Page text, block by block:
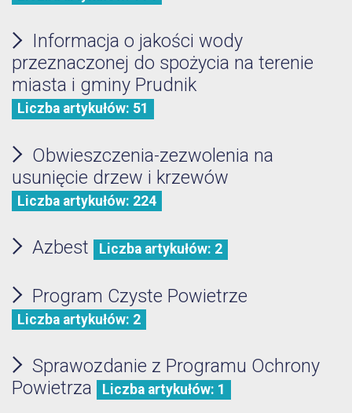
Informacja o jakości wody
przeznaczonej do spożycia na terenie
miasta i gminy Prudnik
Liczba artykułów: 51
Obwieszczenia-zezwolenia na
usunięcie drzew i krzewów
Liczba artykułów: 224
Azbest Liczba artykułów: 2
Program Czyste Powietrze
Liczba artykułów: 2
Sprawozdanie z Programu Ochrony
Powietrza
Liczba artykułów: 1